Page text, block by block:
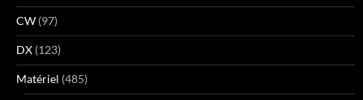
CW (97)
DX (123)
Matériel (485)